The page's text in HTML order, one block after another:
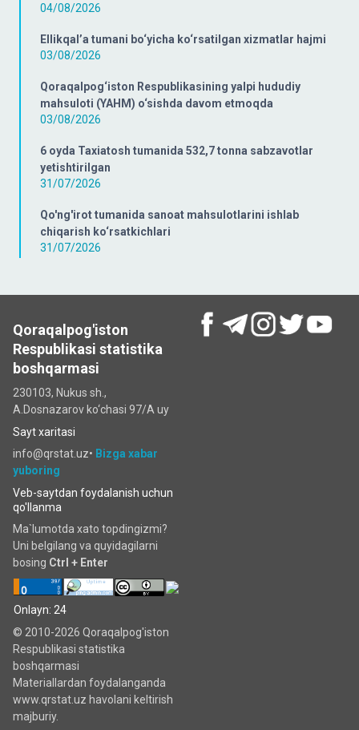
04/08/2026
Ellikqal’a tumani bo‘yicha ko‘rsatilgan xizmatlar hajmi
03/08/2026
Qoraqalpog‘iston Respublikasining yalpi hududiy
mahsuloti (YAHM) o‘sishda davom etmoqda
03/08/2026
6 oyda Taxiatosh tumanida 532,7 tonna sabzavotlar
yetishtirilgan
31/07/2026
Qo'ng'irot tumanida sanoat mahsulotlarini ishlab
chiqarish ko‘rsatkichlari
31/07/2026
Qoraqalpog'iston
Respublikasi statistika
boshqarmasi
230103, Nukus sh.,
A.Dosnazarov ko‘chаsi 97/A uy
Sayt xaritasi
info@qrstat.uz• Bizga xabar
yuboring
Veb-saytdan foydalanish uchun
qo'llanma
Ma`lumotda xato topdingizmi?
Uni belgilang va quyidagilarni
bosing Ctrl + Enter
Onlayn: 24
© 2010-2026 Qoraqalpog'iston
Respublikasi statistika
boshqarmasi
Materiallardan foydalanganda
www.qrstat.uz havolani keltirish
majburiy.